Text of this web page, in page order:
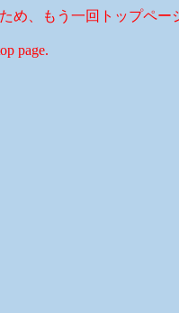
め、もう一回トップペー
page.